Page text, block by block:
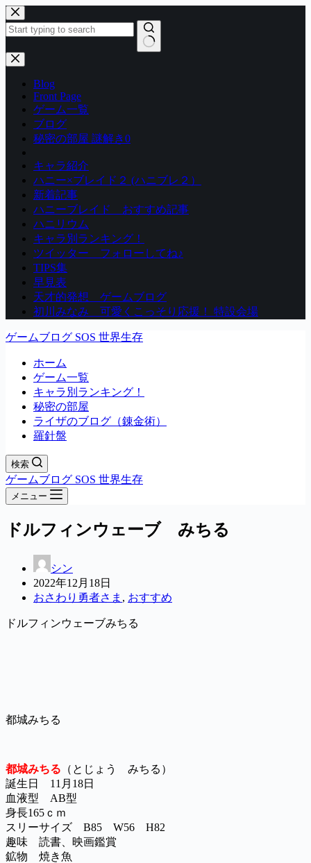
コ
ン
テ
ン
ツ
結
Blog
Front Page
ゲーム一覧
ブログ
秘密の部屋 謎解き0
キャラ紹介
ハニー×ブレイド２ (ハニブレ２）
新着記事
ハニーブレイド おすすめ記事
ハニリウム
キャラ別ランキング！
ツイッター フォローしてね♪
TIPS集
早見表
天才的発想 ゲームブログ
初川みなみ 可愛くこっそり応援！ 特設会場
ゲームブログ SOS 世界生存
ホーム
ゲーム一覧
キャラ別ランキング！
秘密の部屋
ライザのブログ（錬金術）
羅針盤
検索
ゲームブログ SOS 世界生存
メニュー
ドルフィンウェーブ みちる
シン
2022年12月18日
おさわり勇者さま , おすすめ
ドルフィンウェーブみちる
都城みちる
都城みちる （とじょう みちる）
誕生日 11月18日
血液型 AB型
身長165ｃｍ
スリーサイズ B85 W56 H82
趣味 読書、映画鑑賞
鉱物 焼き魚